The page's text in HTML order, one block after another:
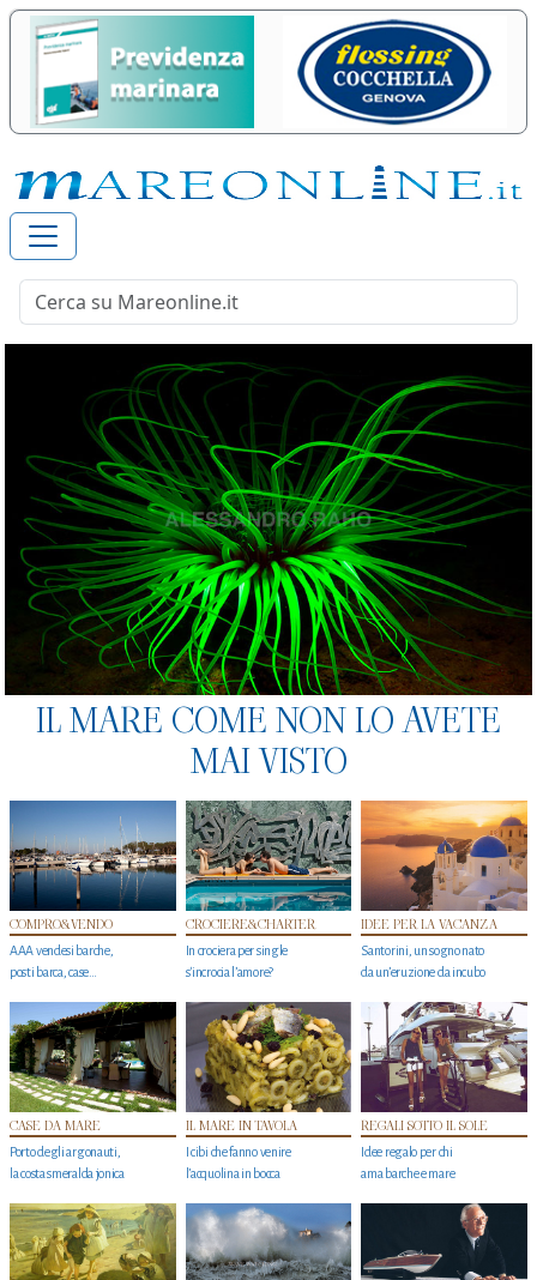
IL MARE COME NON LO AVETE
MAI VISTO
COMPRO&VENDO
AAA vendesi barche,
posti barca, case…
CROCIERE&CHARTER
In crociera per single
s'incrocia l’amore?
IDEE PER LA VACANZA
Santorini, un sogno nato
da un’eruzione da incubo
CASE DA MARE
Porto degli argonauti,
la costa smeralda jonica
IL MARE IN TAVOLA
I cibi che fanno venire
l’acquolina in bocca
REGALI SOTTO IL SOLE
Idee regalo per chi
ama barche e mare